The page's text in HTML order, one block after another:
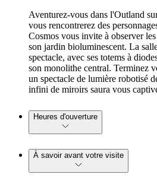
Aventurez-vous dans l'Outland
vous rencontrerez des
Cosmos vous invite à observer
son jardin bioluminescent. La
spectacle, avec ses totems à
son monolithe central. Terminez
un spectacle de lumière robotisé
infini de miroirs saura vous
Heures d'ouverture
À savoir avant votre visite